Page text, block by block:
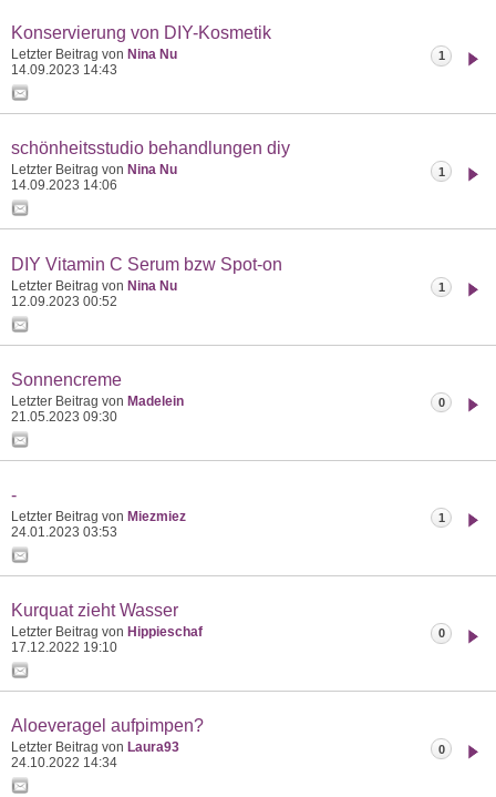
Konservierung von DIY-Kosmetik
Letzter Beitrag von Nina Nu
14.09.2023 14:43
1
schönheitsstudio behandlungen diy
Letzter Beitrag von Nina Nu
14.09.2023 14:06
1
DIY Vitamin C Serum bzw Spot-on
Letzter Beitrag von Nina Nu
12.09.2023 00:52
1
Sonnencreme
Letzter Beitrag von Madelein
21.05.2023 09:30
0
-
Letzter Beitrag von Miezmiez
24.01.2023 03:53
1
Kurquat zieht Wasser
Letzter Beitrag von Hippieschaf
17.12.2022 19:10
0
Aloeveragel aufpimpen?
Letzter Beitrag von Laura93
24.10.2022 14:34
0